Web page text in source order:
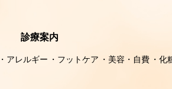
診療案内
アレルギー フットケア 美容・自費 化